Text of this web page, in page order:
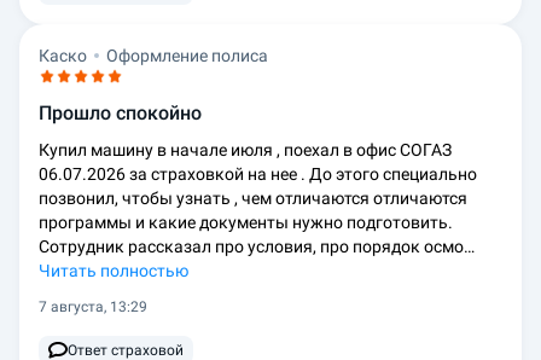
Каско Оформление полиса
Прошло спокойно
Купил машину в начале июля , поехал в офис СОГАЗ
06.07.2026 за страховкой на нее . До этого специально
позвонил, чтобы узнать , чем отличаются отличаются
программы и какие документы нужно подготовить.
Сотрудник рассказал про условия, про порядок осмо…
Читать полностью
7 августа, 13:29
Ответ страховой